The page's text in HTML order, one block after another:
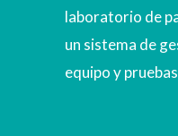
laboratorio de
un sistema de
equipo y